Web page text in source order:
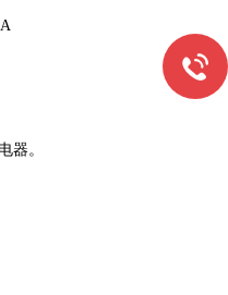
器。